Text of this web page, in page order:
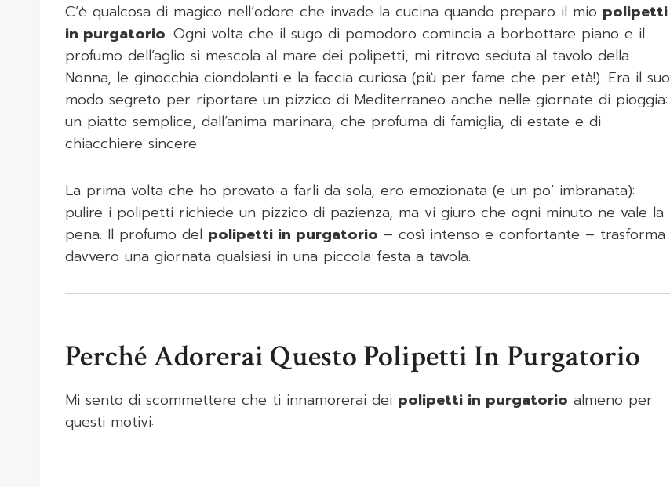
C’è qualcosa di magico nell’odore che invade la cucina quando preparo il mio polipetti
in purgatorio. Ogni volta che il sugo di pomodoro comincia a borbottare piano e il
profumo dell’aglio si mescola al mare dei polipetti, mi ritrovo seduta al tavolo della
Nonna, le ginocchia ciondolanti e la faccia curiosa (più per fame che per età!). Era il suo
modo segreto per riportare un pizzico di Mediterraneo anche nelle giornate di pioggia:
un piatto semplice, dall’anima marinara, che profuma di famiglia, di estate e di
chiacchiere sincere.
La prima volta che ho provato a farli da sola, ero emozionata (e un po’ imbranata):
pulire i polipetti richiede un pizzico di pazienza, ma vi giuro che ogni minuto ne vale la
pena. Il profumo del polipetti in purgatorio – così intenso e confortante – trasforma
davvero una giornata qualsiasi in una piccola festa a tavola.
Perché Adorerai Questo Polipetti In Purgatorio
Mi sento di scommettere che ti innamorerai dei polipetti in purgatorio almeno per
questi motivi: